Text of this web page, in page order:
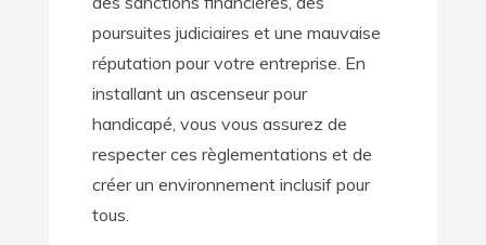
poursuites judiciaires et une mauvaise
réputation pour votre entreprise. En
installant un ascenseur pour
handicapé, vous vous assurez de
respecter ces règlementations et de
créer un environnement inclusif pour
tous.